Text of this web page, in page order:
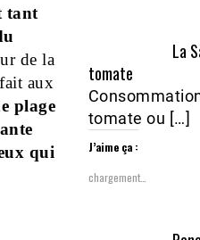
tant
de la
aux
plage
qui
La
tomate
tomate ou […]
J’aime ça :
chargement…